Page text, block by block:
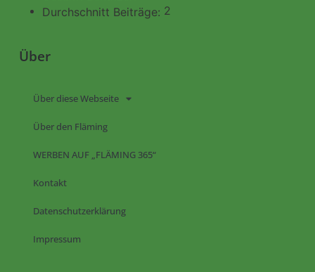
Durchschnitt Beiträge: 2
Über
Über diese Webseite
Über den Fläming
WERBEN AUF „FLÄMING 365“
Kontakt
Datenschutzerklärung
Impressum